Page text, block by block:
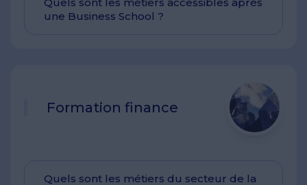
une Business School ?
Formation finance
Quels sont les métiers du secteur de la